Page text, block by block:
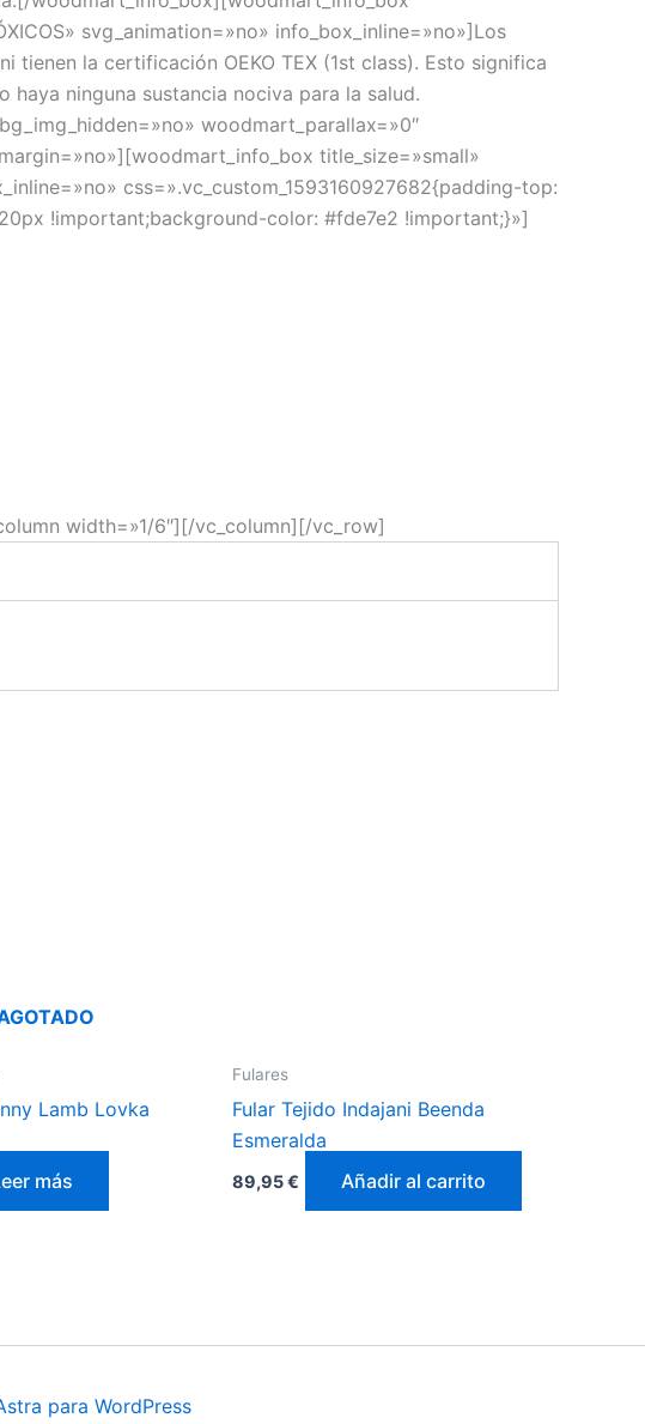
svg_animation=»no» info_box_inline=»no»]Los
la certificación OEKO TEX (1st class). Esto significa
ninguna sustancia nociva para la salud.
woodmart_parallax=»0″
title_size=»small»
css=».vc_custom_1593160927682{padding-top:
!important;background-color: #fde7e2 !important;}»]
width=»1/6″][/vc_column][/vc_row]
Lamb Lovka
más
Fulares
Fular Tejido Indajani Beenda
Esmeralda
89,95€ Añadir al carrito
para WordPress